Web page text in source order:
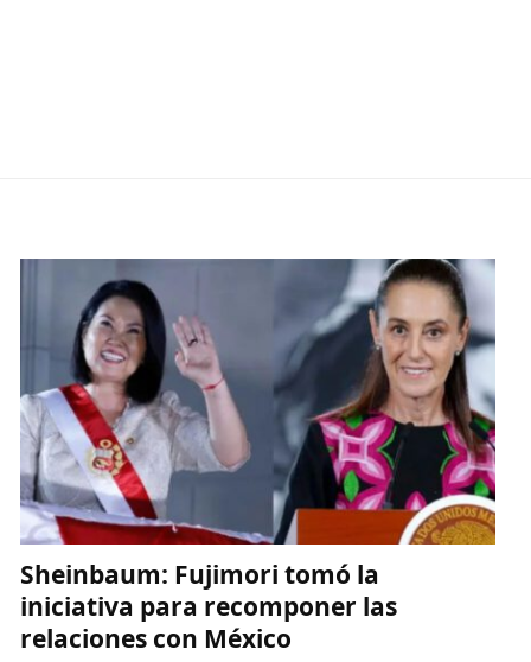
Sheinbaum: Fujimori tomó la
iniciativa para recomponer las
relaciones con México